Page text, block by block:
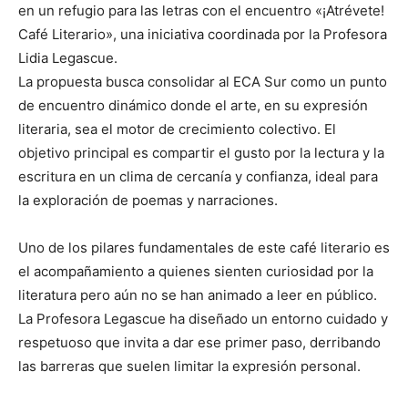
en un refugio para las letras con el encuentro «¡Atrévete!
Café Literario», una iniciativa coordinada por la Profesora
Lidia Legascue.
La propuesta busca consolidar al ECA Sur como un punto
de encuentro dinámico donde el arte, en su expresión
literaria, sea el motor de crecimiento colectivo. El
objetivo principal es compartir el gusto por la lectura y la
escritura en un clima de cercanía y confianza, ideal para
la exploración de poemas y narraciones.
Uno de los pilares fundamentales de este café literario es
el acompañamiento a quienes sienten curiosidad por la
literatura pero aún no se han animado a leer en público.
La Profesora Legascue ha diseñado un entorno cuidado y
respetuoso que invita a dar ese primer paso, derribando
las barreras que suelen limitar la expresión personal.